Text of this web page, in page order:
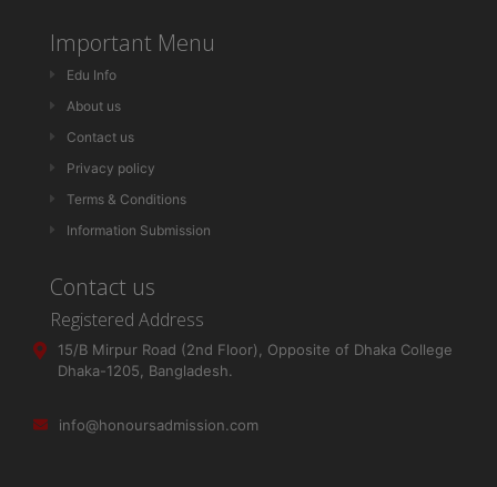
Important Menu
Edu Info
About us
Contact us
Privacy policy
Terms & Conditions
Information Submission
Contact us
Registered Address
15/B Mirpur Road (2nd Floor), Opposite of Dhaka College
Dhaka-1205, Bangladesh.
info@honoursadmission.com